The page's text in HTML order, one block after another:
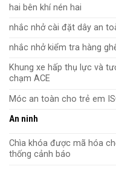
hai bên khí nén hai
nhắc nhở cài đặt dây an
nhắc nhở kiểm tra hàng
Khung xe hấp thụ lực và
chạm ACE
Móc an toàn cho trẻ em
An ninh
Chìa khóa được mã hóa
thống cảnh báo